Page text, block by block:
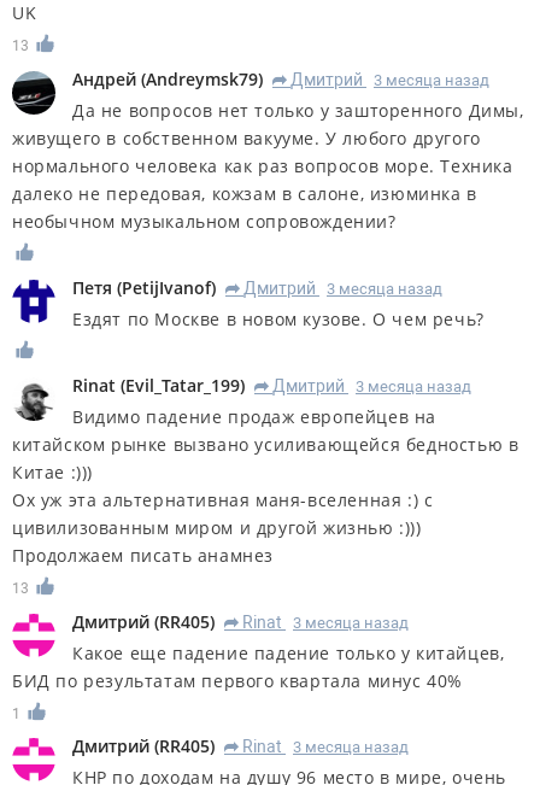
UK
13
Андрей (Andreymsk79) R Дмитрий 3 месяца назад
Да не вопросов нет только у зашторенного Димы,
живущего в собственном вакууме. У любого другого
нормального человека как раз вопросов море. Техника
далеко не передовая, кожзам в салоне, изюминка в
необычном музыкальном сопровождении?
Петя (PetijIvanof) R Дмитрий 3 месяца назад
Ездят по Москве в новом кузове. О чем речь?
Rinat (Evil_Tatar_199) R Дмитрий 3 месяца назад
Видимо падение продаж европейцев на
китайском рынке вызвано усиливающейся бедностью в
Китае :)))
Ох уж эта альтернативная маня-вселенная :) с
цивилизованным миром и другой жизнью :)))
Продолжаем писать анамнез
13
Дмитрий (RR405) R Rinat 3 месяца назад
Какое еще падение падение только у китайцев,
БИД по результатам первого квартала минус 40%
1
Дмитрий (RR405) R Rinat 3 месяца назад
КНР по доходам на душу 96 место в мире, очень